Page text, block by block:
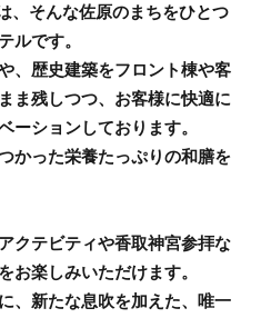
、そんな佐原のまちをひとつ
ルです。
、歴史建築をフロント棟や客
ま残しつつ、お客様に快適に
ーションしております。
かった栄養たっぷりの和膳を
クテビティや香取神宮参拝な
お楽しみいただけます。
、新たな息吹を加えた、唯一